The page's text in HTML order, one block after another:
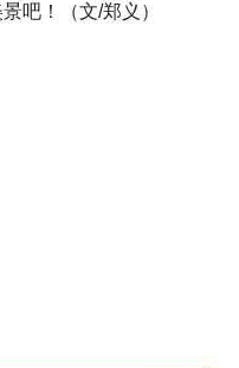
吧！（文/郑义）